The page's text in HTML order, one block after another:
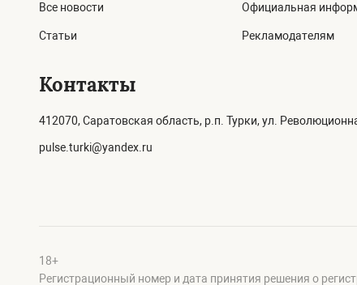
Все новости
Статьи
Официальная
Рекламодателям
Контакты
412070, Саратовская область, р.п. Турки, ул.
pulse.turki@yandex.ru
18+
Регистрационный номер и дата принятия решения о